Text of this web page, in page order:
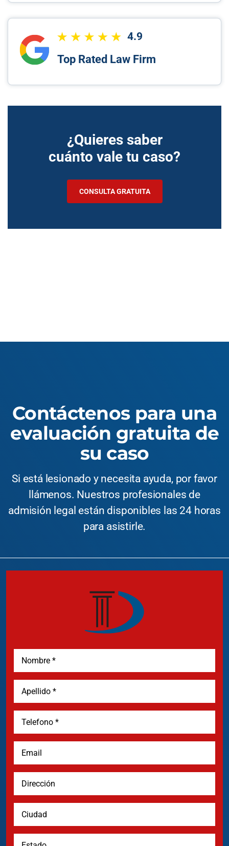
4.9
Top Rated Law Firm
¿Quieres saber
cuánto vale tu caso?
CONSULTA GRATUITA
Contáctenos para una
evaluación gratuita de
su caso
Si está lesionado y necesita ayuda, por favor
llámenos. Nuestros profesionales de
admisión legal están disponibles las 24 horas
para asistirle.